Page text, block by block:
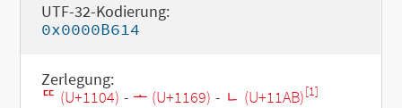
UTF-32-Kodierung:
0x0000B614
Zerlegung:
ᄄ (U+1104) - ᅩ (U+1169) - ᆫ (U+11AB)[1]